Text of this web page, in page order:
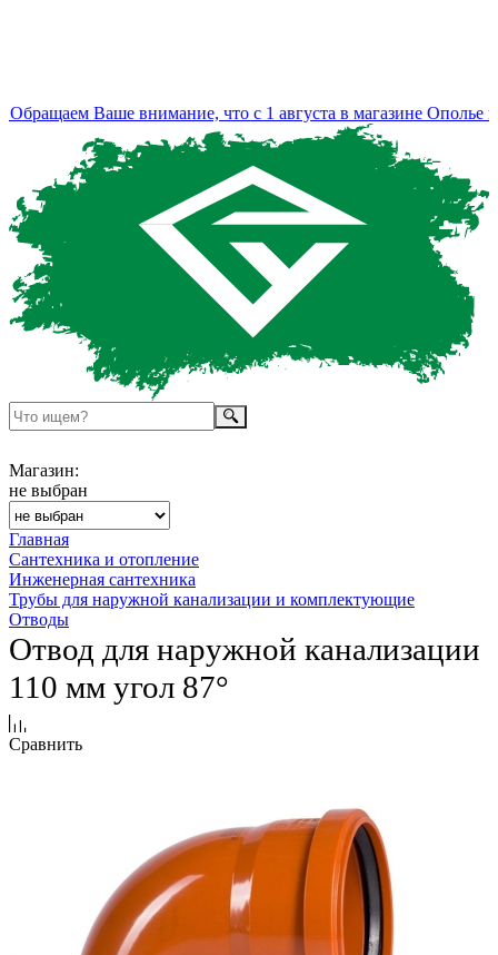
Ваше внимание, что с 1 августа в магазине Ополье
Магазин:
не выбран
Главная
Сантехника и отопление
Инженерная сантехника
Трубы для наружной канализации и комплектующие
Отводы
Отвод для наружной канализации
110 мм угол 87°
Сравнить